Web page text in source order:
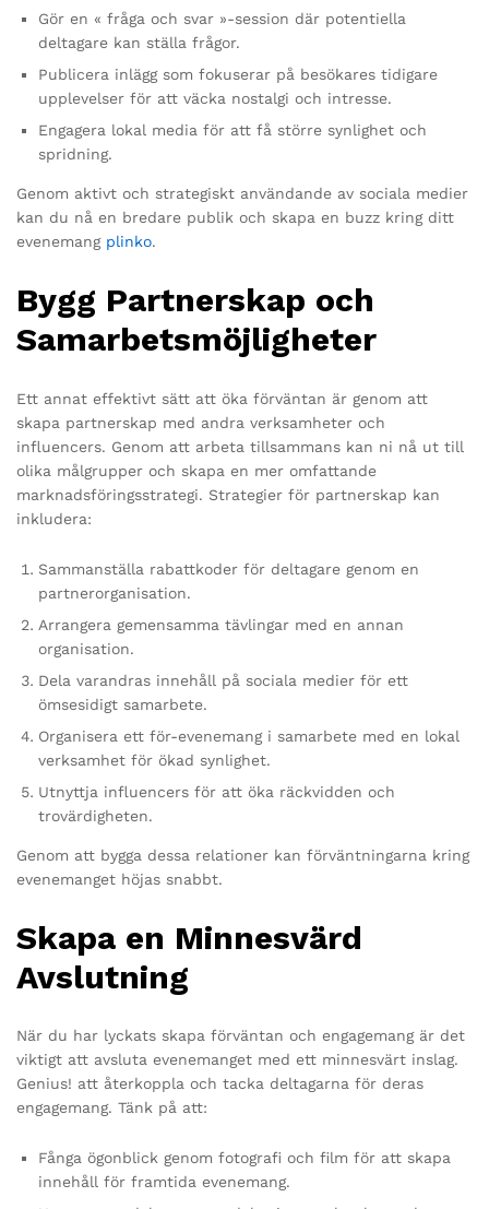
Gör en « fråga och svar »-session där potentiella
deltagare kan ställa frågor.
Publicera inlägg som fokuserar på besökares tidigare
upplevelser för att väcka nostalgi och intresse.
Engagera lokal media för att få större synlighet och
spridning.
Genom aktivt och strategiskt användande av sociala medier
kan du nå en bredare publik och skapa en buzz kring ditt
evenemang plinko.
Bygg Partnerskap och
Samarbetsmöjligheter
Ett annat effektivt sätt att öka förväntan är genom att
skapa partnerskap med andra verksamheter och
influencers. Genom att arbeta tillsammans kan ni nå ut till
olika målgrupper och skapa en mer omfattande
marknadsföringsstrategi. Strategier för partnerskap kan
inkludera:
Sammanställa rabattkoder för deltagare genom en
partnerorganisation.
Arrangera gemensamma tävlingar med en annan
organisation.
Dela varandras innehåll på sociala medier för ett
ömsesidigt samarbete.
Organisera ett för-evenemang i samarbete med en lokal
verksamhet för ökad synlighet.
Utnyttja influencers för att öka räckvidden och
trovärdigheten.
Genom att bygga dessa relationer kan förväntningarna kring
evenemanget höjas snabbt.
Skapa en Minnesvärd
Avslutning
När du har lyckats skapa förväntan och engagemang är det
viktigt att avsluta evenemanget med ett minnesvärt inslag.
Genius! att återkoppla och tacka deltagarna för deras
engagemang. Tänk på att:
Fånga ögonblick genom fotografi och film för att skapa
innehåll för framtida evenemang.